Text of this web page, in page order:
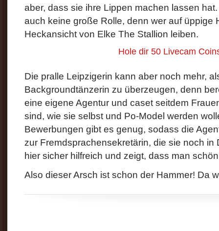
aber, dass sie ihre Lippen machen lassen
auch keine große Rolle, denn wer auf üppige
Heckansicht von Elke The Stallion leiben.
Hole dir 50 Livecam
Die pralle Leipzigerin kann aber noch mehr,
Backgroundtänzerin zu überzeugen, denn
eine eigene Agentur und caset seitdem
sind, wie sie selbst und Po-Model werden
Bewerbungen gibt es genug, sodass die
zur Fremdsprachensekretärin, die sie noch in
hier sicher hilfreich und zeigt, dass man
Also dieser Arsch ist schon der Hammer! Da